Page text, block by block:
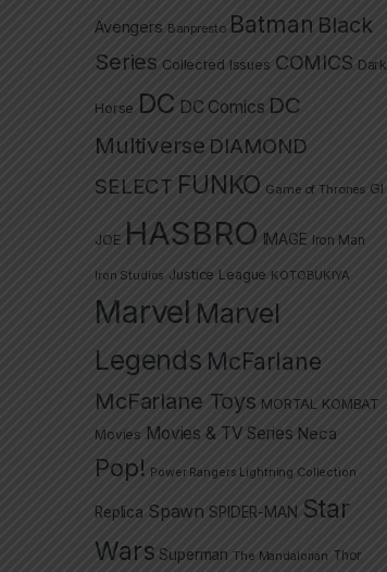
Avengers Banpresto Batman Black
Series Collected Issues COMICS Dark
Horse DC DC Comics DC
Multiverse DIAMOND
SELECT FUNKO Game of Thrones GI
JOE HASBRO IMAGE Iron Man
Iron Studios Justice League KOTOBUKIYA
Marvel Marvel
Legends McFarlane
McFarlane Toys MORTAL KOMBAT
Movies Movies & TV Series Neca
Pop! Power Rangers Lightning Collection
Replica Spawn SPIDER-MAN Star
Wars Superman The Mandalorian Thor